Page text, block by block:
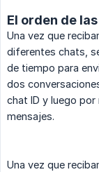
El orden de
Una vez que
diferentes chats,
de tiempo para
dos
chat ID y luego
mensajes.
Una vez que